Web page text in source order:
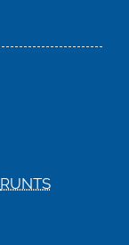
RUNTS